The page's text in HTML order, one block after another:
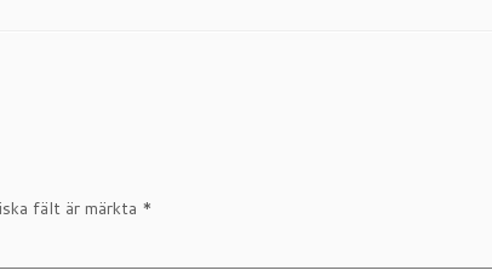
fält är märkta *